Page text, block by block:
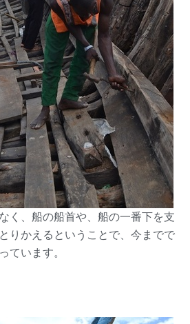
く、船の船首や、船の一番下を支
りかえるということで、今までで
ています。